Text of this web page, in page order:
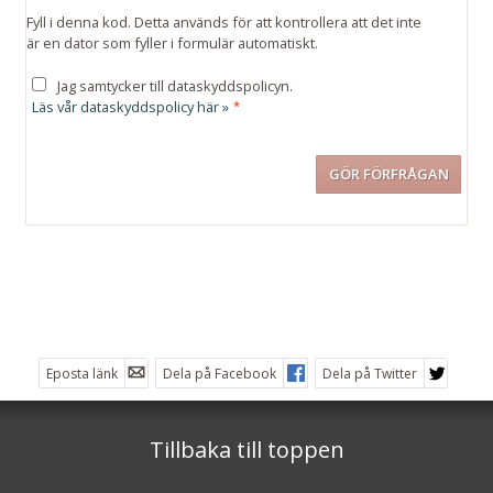
Fyll i denna kod. Detta används för att kontrollera att det inte
är en dator som fyller i formulär automatiskt.
Jag samtycker till dataskyddspolicyn.
Läs vår dataskyddspolicy här » *
Telefon:
031-13 74 00
Måndag – Fredag:
Dag före röd dag:
08:00 - 13:00
Eposta länk Dela på Facebook Dela på Twitter
Tillbaka till toppen